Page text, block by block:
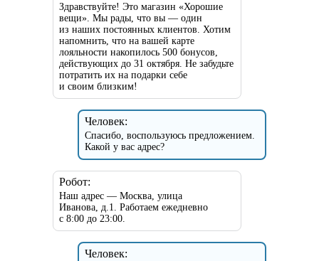
Здравствуйте! Это магазин «Хорошие
вещи». Мы рады, что вы — один
из наших постоянных клиентов. Хотим
напомнить, что на вашей карте
лояльности накопилось 500 бонусов,
действующих до 31 октября. Не забудьте
потратить их на подарки себе
и своим близким!
Человек:
Спасибо, воспользуюсь предложением.
Какой у вас адрес?
Робот:
Наш адрес — Москва, улица
Иванова, д.1. Работаем ежедневно
с 8:00 до 23:00.
Человек: